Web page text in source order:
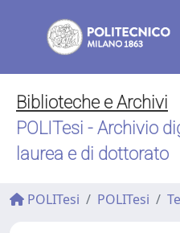
Biblioteche e Archivi
POLITesi - Archivio
laurea e di dottorato
POLITesi POLITesi